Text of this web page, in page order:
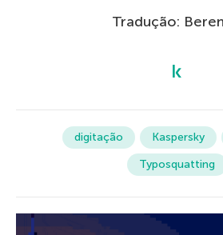
Tradução:
digitação Kaspersky
Typosquatting